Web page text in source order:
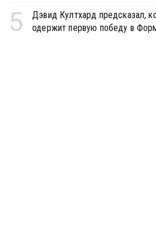
5
Дэвид Култхард предсказал,
одержит первую победу в